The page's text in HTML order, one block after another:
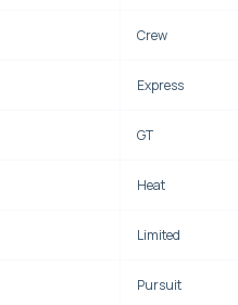
Crew
Express
GT
Heat
Limited
Pursuit